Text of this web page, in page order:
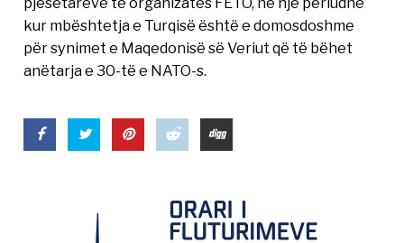
kur mbështetja e Turqisë është e domosdoshme
për synimet e Maqedonisë së Veriut që të bëhet
anëtarja e 30-të e NATO-s.